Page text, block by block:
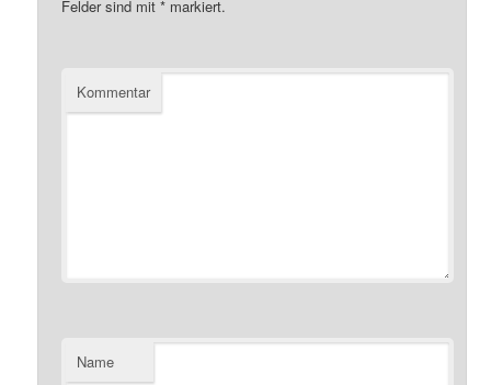
Felder sind mit* markiert.
Kommentar
Name